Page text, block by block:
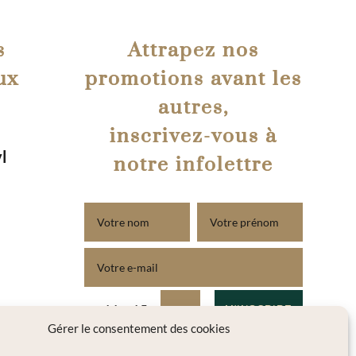
Gérer le consentement des cookies
Attrapez nos
promotions avant les
autres,
inscrivez-vous à
notre infolettre
11 + 15 M'INSCRIRE
A
l